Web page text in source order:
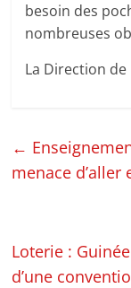
besoin des
nombreuses
La Direction de
←
menace d’aller
Loterie :
d’une